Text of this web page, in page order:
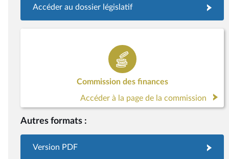
Accéder au dossier législatif
Commission des finances
Accéder à la page de la commission
Autres formats :
Version PDF